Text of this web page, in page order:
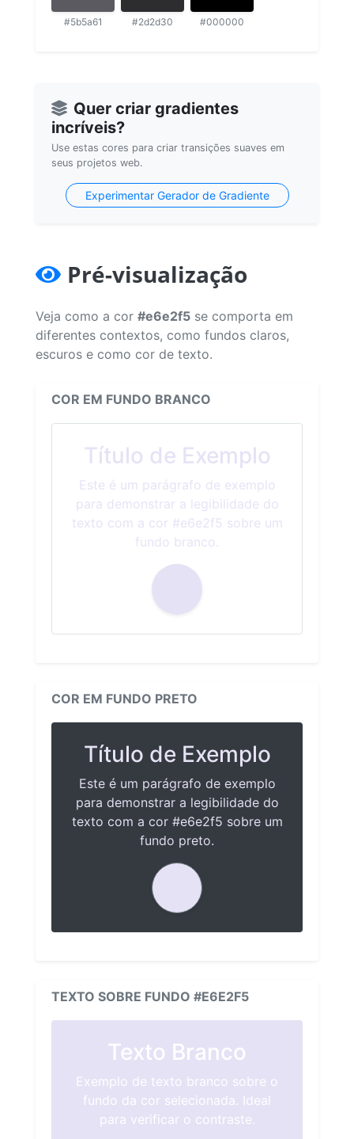
#5b5a61 #2d2d30 #000000
Quer criar gradientes
incríveis?
Use estas cores para criar transições suaves em
seus projetos web.
Experimentar Gerador de Gradiente
Pré-visualização
Veja como a cor #e6e2f5 se comporta em
diferentes contextos, como fundos claros,
escuros e como cor de texto.
COR EM FUNDO BRANCO
Título de Exemplo
Este é um parágrafo de exemplo
para demonstrar a legibilidade do
texto com a cor #e6e2f5 sobre um
fundo branco.
COR EM FUNDO PRETO
Título de Exemplo
Este é um parágrafo de exemplo
para demonstrar a legibilidade do
texto com a cor #e6e2f5 sobre um
fundo preto.
TEXTO SOBRE FUNDO #E6E2F5
Texto Branco
Exemplo de texto branco sobre o
fundo da cor selecionada. Ideal
para verificar o contraste.